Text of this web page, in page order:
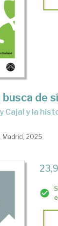
de
Cajal y la
Madrid, 2025